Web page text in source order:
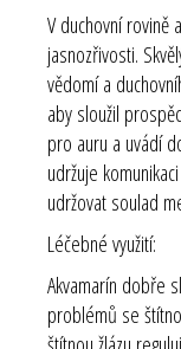
V duchovní rovině
jasnozřivosti.
vědomí a
aby sloužil
pro auru a uvádí
udržuje
udržovat soulad
Léčebné využití:
Akvamarín dobře
problémů se